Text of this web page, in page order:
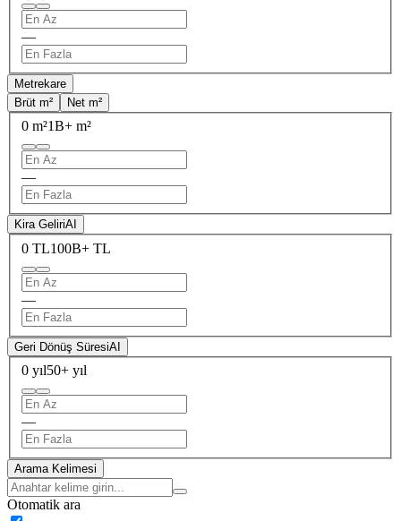
—
Metrekare
Brüt m²
Net m²
0 m²1B+ m²
—
Kira GeliriAI
0 TL100B+ TL
—
Geri Dönüş SüresiAI
0 yıl50+ yıl
—
Arama Kelimesi
Otomatik ara